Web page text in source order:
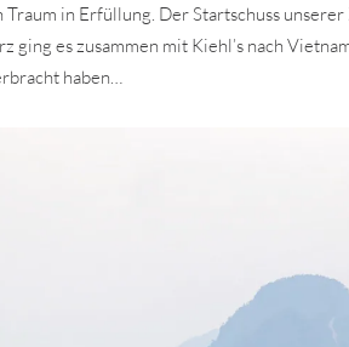
in Erfüllung. Der Startschuss
ging es zusammen mit Kiehl’s nach
haben…